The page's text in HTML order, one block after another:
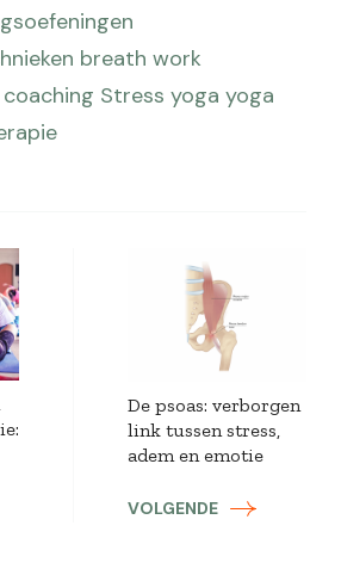
breath work
Stress yoga yoga
De psoas: verborgen
link tussen stress,
adem en emotie
VOLGENDE